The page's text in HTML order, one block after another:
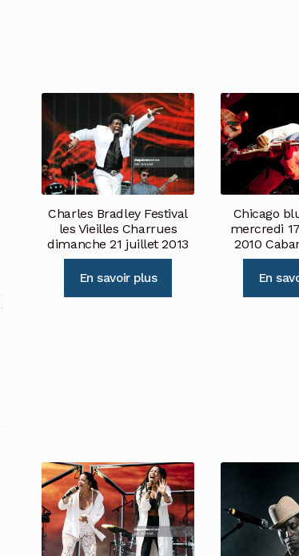
Charles Bradley Festival
les Vieilles Charrues
dimanche 21 juillet 2013
En savoir plus
Chicago
mercredi
2010
En